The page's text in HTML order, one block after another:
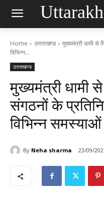
Home उत्तराखण्ड
मुख्यमंत्री धामी से
विभिन्न...
उत्तराखण्ड
मुख्यमंत्री धामी
संगठनों के
विभिन्न
By Neha sharma 23/09/